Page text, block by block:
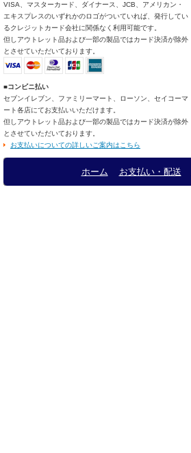
VISA、マスターカード、ダイナース、JCB、アメリカン・
エキスプレスのいずれかのロゴがついていれば、発行してい
るクレジットカード会社に関係なく利用可能です。
但しアウトレット品および一部の製品ではカード決済が除外
とさせていただいております。
■コンビニ払い
セブンイレブン、ファミリーマート、ローソン、セイコーマ
ート各店にてお支払いいただけます。
但しアウトレット品および一部の製品ではカード決済が除外
とさせていただいております。
お支払いについての詳しいご案内はこちら
ホーム お支払い・配送